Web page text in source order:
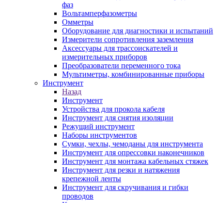
фаз
Вольтамперфазометры
Омметры
Оборудование для диагностики и испытаний
Измерители сопротивления заземления
Аксессуары для трассоискателей и
измерительных приборов
Преобразователи переменного тока
Мультиметры, комбинированные приборы
Инструмент
Назад
Инструмент
Устройства для прокола кабеля
Инструмент для снятия изоляции
Режущий инструмент
Наборы инструментов
Сумки, чехлы, чемоданы для инструмента
Инструмент для опрессовки наконечников
Инструмент для монтажа кабельных стяжек
Инструмент для резки и натяжения
крепежной ленты
Инструмент для скручивания и гибки
проводов